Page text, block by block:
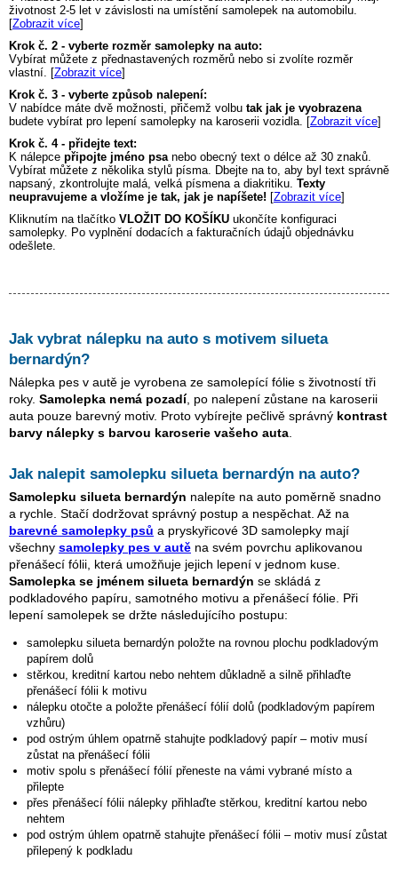
životnost 2-5 let v závislosti na umístění samolepek na automobilu.
[Zobrazit více]
Krok č. 2 - vyberte rozměr samolepky na auto:
Vybírat můžete z přednastavených rozměrů nebo si zvolíte rozměr
vlastní. [Zobrazit více]
Krok č. 3 - vyberte způsob nalepení:
V nabídce máte dvě možnosti, přičemž volbu tak jak je vyobrazena
budete vybírat pro lepení samolepky na karoserii vozidla. [Zobrazit více]
Krok č. 4 - přidejte text:
K nálepce připojte jméno psa nebo obecný text o délce až 30 znaků.
Vybírat můžete z několika stylů písma. Dbejte na to, aby byl text správně
napsaný, zkontrolujte malá, velká písmena a diakritiku. Texty
neupravujeme a vložíme je tak, jak je napíšete! [Zobrazit více]
Kliknutím na tlačítko VLOŽIT DO KOŠÍKU ukončíte konfiguraci
samolepky. Po vyplnění dodacích a fakturačních údajů objednávku
odešlete.
Jak vybrat nálepku na auto s motivem silueta
bernardýn?
Nálepka pes v autě je vyrobena ze samolepící fólie s životností tři
roky. Samolepka nemá pozadí, po nalepení zůstane na karoserii
auta pouze barevný motiv. Proto vybírejte pečlivě správný kontrast
barvy nálepky s barvou karoserie vašeho auta
Jak nalepit samolepku silueta bernardýn na auto?
Samolepku silueta bernardýn nalepíte na auto poměrně snadno
a rychle. Stačí dodržovat správný postup a nespěchat. Až na
barevné samolepky psů a pryskyřicové 3D samolepky mají
všechny samolepky pes v autě na svém povrchu aplikovanou
přenášecí fólii, která umožňuje jejich lepení v jednom kuse.
Samolepka se jménem silueta bernardýn se skládá z
podkladového papíru, samotného motivu a přenášecí fólie. Při
lepení samolepek se držte následujícího postupu:
samolepku silueta bernardýn položte na rovnou plochu podkladovým
papírem dolů
stěrkou, kreditní kartou nebo nehtem důkladně a silně přihlaďte
přenášecí fólii k motivu
nálepku otočte a položte přenášecí fólií dolů (podkladovým papírem
vzhůru)
pod ostrým úhlem opatrně stahujte podkladový papír – motiv musí
zůstat na přenášecí fólii
motiv spolu s přenášecí fólií přeneste na vámi vybrané místo a
přilepte
přes přenášecí fólii nálepky přihlaďte stěrkou, kreditní kartou nebo
nehtem
pod ostrým úhlem opatrně stahujte přenášecí fólii – motiv musí zůstat
přilepený k podkladu